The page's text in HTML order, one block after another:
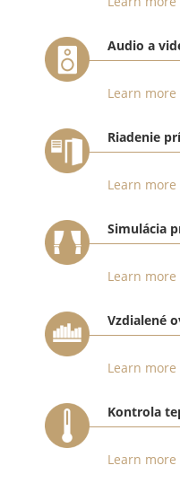
Audio a
Learn more
Riadenie
Learn more
Simulácia
Learn more
Vzdialené
Learn more
Kontrola
Learn more